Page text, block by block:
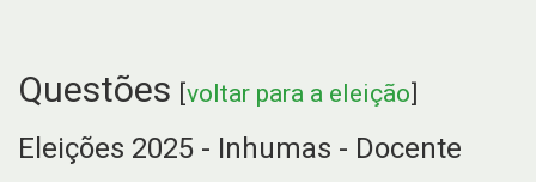
Questões [voltar para a eleição]
Eleições 2025 - Inhumas - Docente